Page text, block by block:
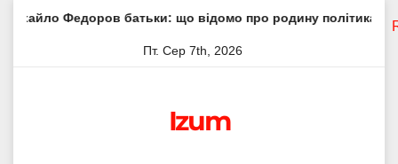
батьки: що відомо про родину політика
Пт. Сер 7th, 2026
Izum